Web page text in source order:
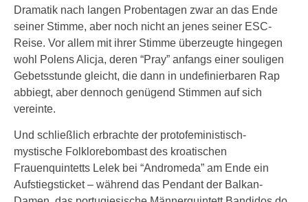
Dramatik nach langen Probentagen zwar an das Ende
seiner Stimme, aber noch nicht an jenes seiner ESC-
Reise. Vor allem mit ihrer Stimme überzeugte hingegen
wohl Polens Alicja, deren “Pray” anfangs einer souligen
Gebetsstunde gleicht, die dann in undefinierbaren Rap
abbiegt, aber dennoch genügend Stimmen auf sich
vereinte.
Und schließlich erbrachte der protofeministisch-
mystische Folklorebombast des kroatischen
Frauenquintetts Lelek bei “Andromeda” am Ende ein
Aufstiegsticket – während das Pendant der Balkan-